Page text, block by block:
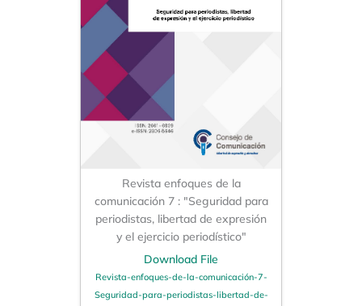
Revista enfoques de la
comunicación 7 : "Seguridad para
periodistas, libertad de expresión
y el ejercicio periodístico"
Download File
Revista-enfoques-de-la-comunicación-7-
Seguridad-para-periodistas-libertad-de-